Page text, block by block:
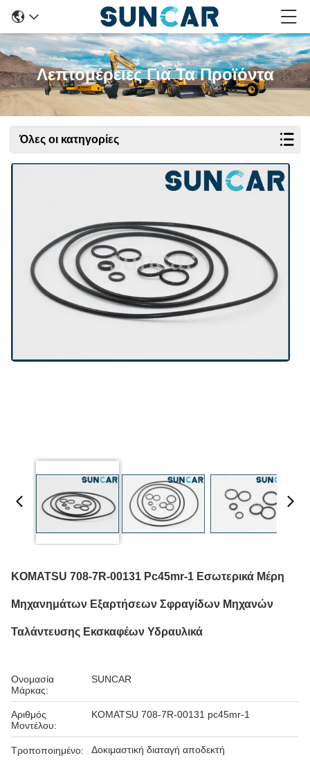
Λεπτομέρειες Για Τα Προϊόντα
Όλες οι κατηγορίες
KOMATSU 708-7R-00131 Pc45mr-1 Εσωτερικά Μέρη
Μηχανημάτων Εξαρτήσεων Σφραγίδων Μηχανών
Ταλάντευσης Εκσκαφέων Υδραυλικά
Ονομασία
Μάρκας:
SUNCAR
Αριθμός
Μοντέλου:
KOMATSU 708-7R-00131 pc45mr-1
Τροποποιημένο: Δοκιμαστική διαταγή αποδεκτή